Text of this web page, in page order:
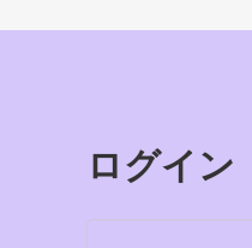
ログイン